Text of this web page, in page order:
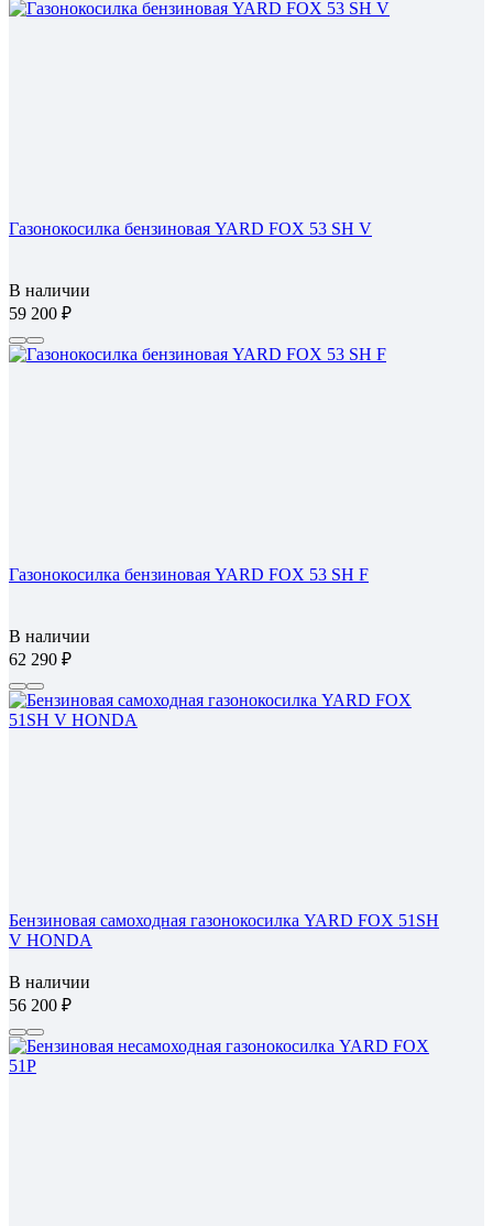
Газонокосилка бензиновая YARD FOX 53 SH V
В наличии
59 200
Газонокосилка бензиновая YARD FOX 53 SH F
В наличии
62 290
Бензиновая самоходная газонокосилка YARD FOX 51SH
V HONDA
В наличии
56 200